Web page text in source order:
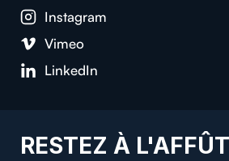
Instagram
Vimeo
LinkedIn
RESTEZ À